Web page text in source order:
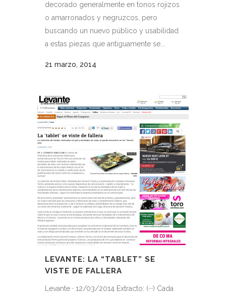
decorado generalmente en tonos rojizos
o amarronados y negruzcos, pero
buscando un nuevo público y usabilidad
a estas piezas que antiguamente se...
21 marzo, 2014
LEVANTE: LA “TABLET” SE
VISTE DE FALLERA
Levante · 12/03/2014 Extracto: (···) Cada